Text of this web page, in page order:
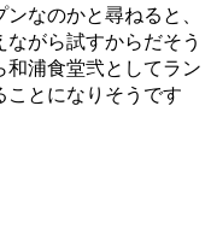
なのかと尋ねると、
がら試すからだそう
浦食堂弐としてラン
とになりそうです